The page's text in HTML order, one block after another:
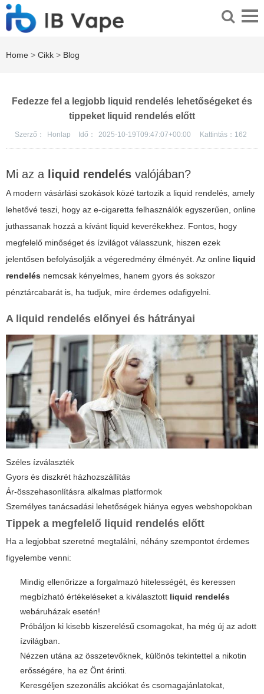
Home > Cikk > Blog
Fedezze fel a legjobb liquid rendelés lehetőségeket és
tippeket liquid rendelés előtt
Szerző： Honlap Idő： 2025-10-19T09:47:07+00:00 Kattintás： 162
Mi az a liquid rendelés valójában?
A modern vásárlási szokások közé tartozik a liquid rendelés, amely
lehetővé teszi, hogy az e-cigaretta felhasználók egyszerűen, online
juthassanak hozzá a kívánt liquid keverékekhez. Fontos, hogy
megfelelő minőséget és ízvilágot válasszunk, hiszen ezek
jelentősen befolyásolják a végeredmény élményét. Az online liquid
rendelés nemcsak kényelmes, hanem gyors és sokszor
pénztárcabarát is, ha tudjuk, mire érdemes odafigyelni.
A liquid rendelés előnyei és hátrányai
Széles ízválaszték
Gyors és diszkrét házhozszállítás
Ár-összehasonlításra alkalmas platformok
Személyes tanácsadási lehetőségek hiánya egyes webshopokban
Tippek a megfelelő liquid rendelés előtt
Ha a legjobbat szeretné megtalálni, néhány szempontot érdemes
figyelembe venni:
Mindig ellenőrizze a forgalmazó hitelességét, és keressen
megbízható értékeléseket a kiválasztott liquid rendelés
webáruházak esetén!
Próbáljon ki kisebb kiszerelésű csomagokat, ha még új az adott
ízvilágban.
Nézzen utána az összetevőknek, különös tekintettel a nikotin
erősségére, ha ez Önt érinti.
Keresgéljen szezonális akciókat és csomagajánlatokat,